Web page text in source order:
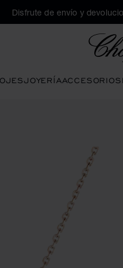
Disfrute de envío y
JOYERÍAACCESORIOS